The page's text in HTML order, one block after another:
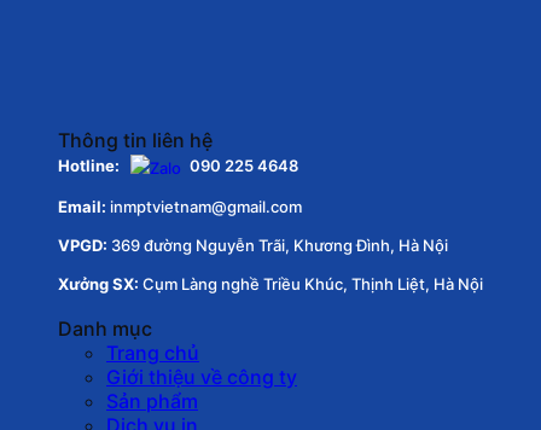
Thông tin liên hệ
Hotline: 090 225 4648
Email: inmptvietnam@gmail.com
VPGD: 369 đường Nguyễn Trãi, Khương Đình, Hà Nội
Xưởng SX: Cụm Làng nghề Triều Khúc, Thịnh Liệt, Hà Nội
Danh mục
Trang chủ
Giới thiệu về công ty
Sản phẩm
Dịch vụ in